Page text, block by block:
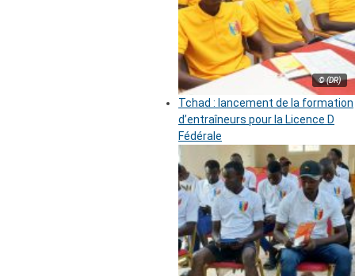
© (DR)
Tchad : lancement de la formation
d’entraîneurs pour la Licence D
Fédérale